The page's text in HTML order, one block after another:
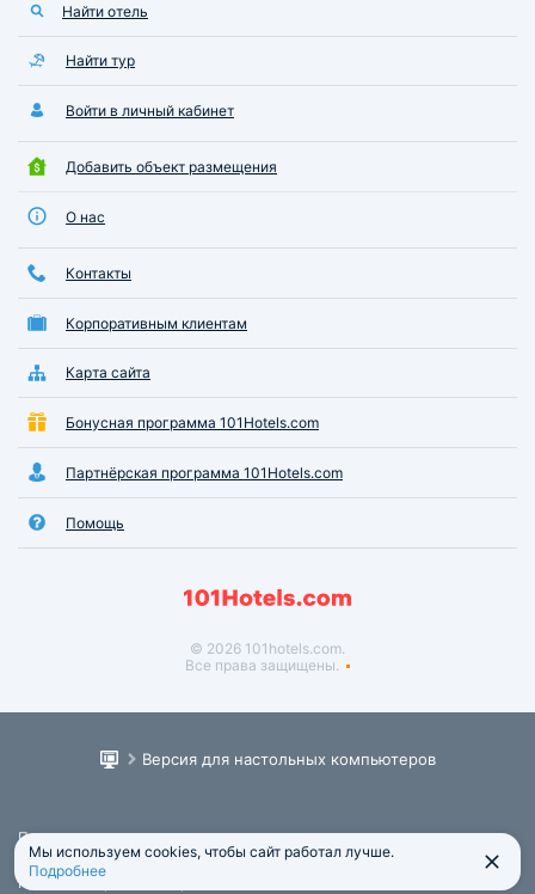
Найти отель
Найти тур
Войти в личный кабинет
Добавить объект размещения
О нас
Контакты
Корпоративным клиентам
Карта сайта
Бонусная программа 101Hotels.com
Партнёрская программа 101Hotels.com
Помощь
© 2026 101hotels.com.
Все права защищены.
Версия для настольных компьютеров
Пользовательское соглашение
Юридическая информация
Политика обработки персональных данных
Мы используем cookies, чтобы сайт работал лучше.
Подробнее